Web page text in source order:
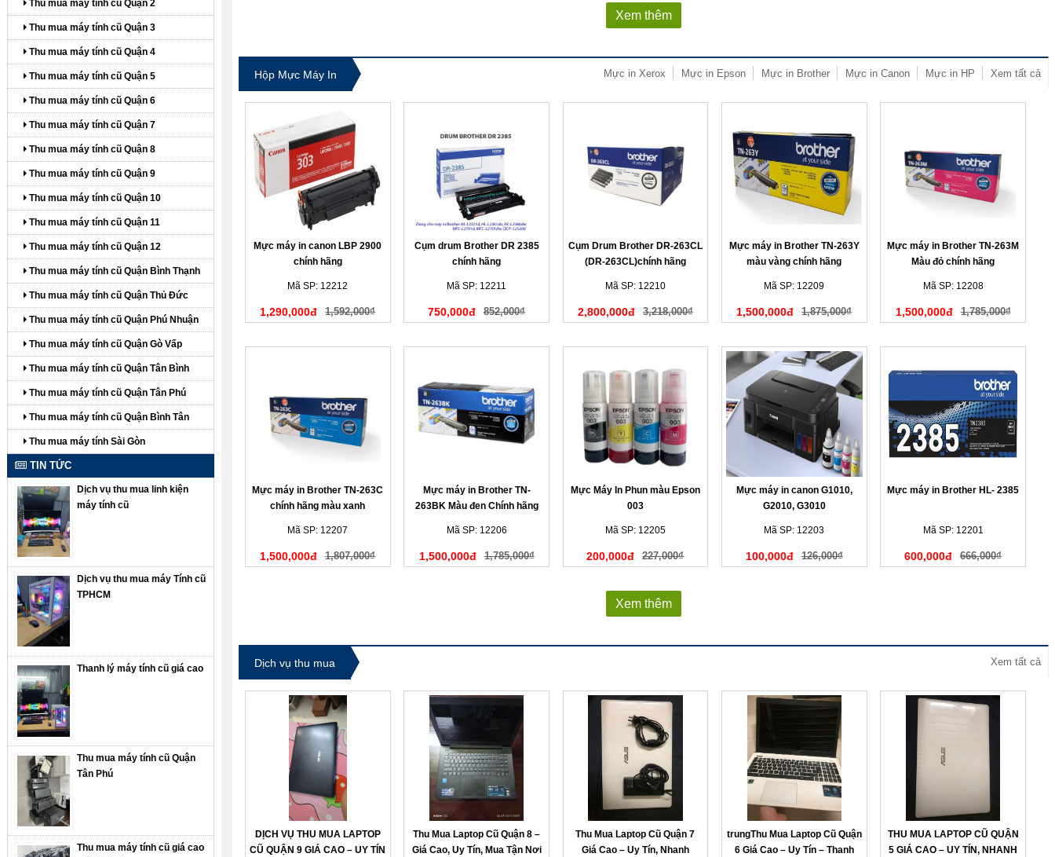
Xem thêm
Hộp Mực Máy In Xem tất cả
Mực in HP
Mực in Canon
Mực in Brother
Mực in Epson
Mực in Xerox
Mực máy in canon LBP 2900
chính hãng
Mã SP: 12212
1,290,000đ 1,592,000₫
Cụm drum Brother DR 2385
chính hãng
Mã SP: 12211
750,000đ 852,000₫
Cụm Drum Brother DR-263CL
(DR-263CL)chính hãng
Mã SP: 12210
2,800,000đ 3,218,000₫
Mực máy in Brother TN-263Y
màu vàng chính hãng
Mã SP: 12209
1,500,000đ 1,875,000₫
Mực máy in Brother TN-263M
Màu đỏ chính hãng
Mã SP: 12208
1,500,000đ 1,785,000₫
Mực máy in Brother TN-263C
chính hãng màu xanh
Mã SP: 12207
1,500,000đ 1,807,000₫
Mực máy in Brother TN-
263BK Màu đen Chính hãng
Mã SP: 12206
1,500,000đ 1,785,000₫
Mực Máy In Phun màu Epson
003
Mã SP: 12205
200,000đ 227,000₫
Mực máy in canon G1010,
G2010, G3010
Mã SP: 12203
100,000đ 126,000₫
Mực máy in Brother HL- 2385
Mã SP: 12201
600,000đ 666,000₫
Xem thêm
Dịch vụ thu mua Xem tất cả
DỊCH VỤ THU MUA LAPTOP
CŨ QUẬN 9 GIÁ CAO – UY TÍN
Thu Mua Laptop Cũ Quận 8 –
Giá Cao, Uy Tín, Mua Tận Nơi
Thu Mua Laptop Cũ Quận 7
Giá Cao – Uy Tín, Nhanh
trungThu Mua Laptop Cũ Quận
6 Giá Cao – Uy Tín – Thanh
THU MUA LAPTOP CŨ QUẬN
5 GIÁ CAO – UY TÍN, NHANH
Thu mua máy tính cũ Quận 2
Thu mua máy tính cũ Quận 3
Thu mua máy tính cũ Quận 4
Thu mua máy tính cũ Quận 5
Thu mua máy tính cũ Quận 6
Thu mua máy tính cũ Quận 7
Thu mua máy tính cũ Quận 8
Thu mua máy tính cũ Quận 9
Thu mua máy tính cũ Quận 10
Thu mua máy tính cũ Quận 11
Thu mua máy tính cũ Quận 12
Thu mua máy tính cũ Quận Bình Thạnh
Thu mua máy tính cũ Quận Thủ Đức
Thu mua máy tính cũ Quận Phú Nhuận
Thu mua máy tính cũ Quận Gò Vấp
Thu mua máy tính cũ Quận Tân Bình
Thu mua máy tính cũ Quận Tân Phú
Thu mua máy tính cũ Quận Bình Tân
Thu mua máy tính Sài Gòn
TIN TỨC
Dịch vụ thu mua linh kiện
máy tính cũ
Dịch vụ thu mua máy Tính cũ
TPHCM
Thanh lý máy tính cũ giá cao
Thu mua máy tính cũ Quận
Tân Phú
Thu mua máy tính cũ giá cao